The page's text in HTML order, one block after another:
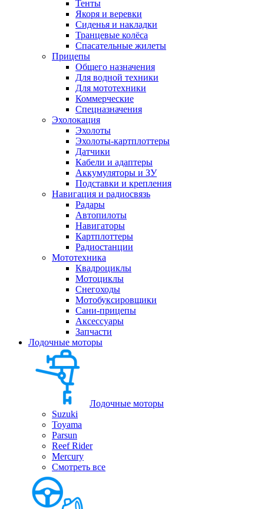
Тенты
Якоря и веревки
Сиденья и накладки
Транцевые колёса
Спасательные жилеты
Прицепы
Общего назначения
Для водной техники
Для мототехники
Коммерческие
Спецназначения
Эхолокация
Эхолоты
Эхолоты-картплоттеры
Датчики
Кабели и адаптеры
Аккумуляторы и ЗУ
Подставки и крепления
Навигация и радиосвязь
Радары
Автопилоты
Навигаторы
Картплоттеры
Радиостанции
Мототехника
Квадроциклы
Мотоциклы
Снегоходы
Мотобуксировщики
Сани-прицепы
Аксессуары
Запчасти
Лодочные моторы
Лодочные моторы
Suzuki
Toyama
Parsun
Reef Rider
Mercury
Смотреть все